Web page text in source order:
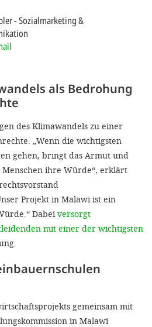
Sozialmarketing &
als Bedrohung
des Klimawandels zu einer
„Wenn die wichtigsten
gehen, bringt das Armut und
ihre Würde“, erklärt
Projekt in Malawi ist ein
Dabeiversorgt
mit einer der wichtigsten
gemeinsam mit
in Malawi